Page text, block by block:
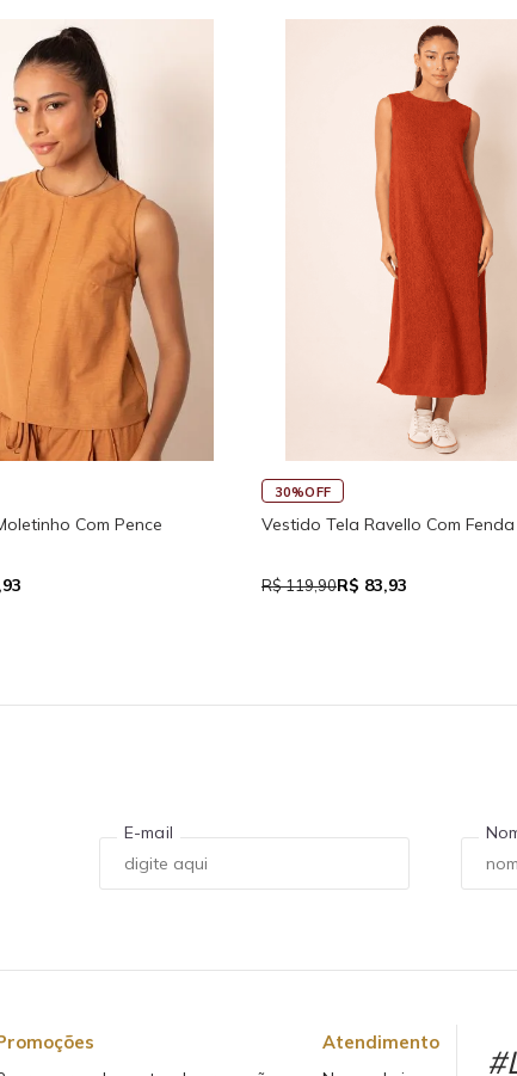
Com Pence
30%OFF
Vestido Tela Ravello Com Fenda
R$ 119,90R$ 83,93
E-mail
Atendimento